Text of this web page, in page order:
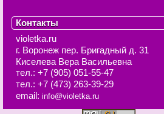
Контакты
violetka.ru
г. Воронеж пер. Бригадный д. 31
Киселева Вера Васильевна
тел.: +7 (905) 051-55-47
тел.: +7 (473) 263-39-29
email: info@violetka.ru